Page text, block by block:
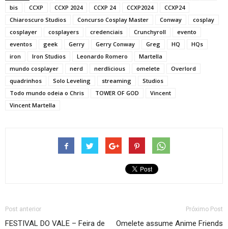
bis
CCXP CCXP 2024 CCXP 24 CCXP2024
CCXP24
Chiaroscuro Studios
Concurso Cosplay Master Conway
cosplay
cosplayer
cosplayers credenciais Crunchyroll
evento
eventos
geek Gerry Gerry Conway Greg HQ
HQs
iron
Iron Studios Leonardo Romero
Martella
mundo cosplayer
nerd nerdlicious omelete
Overlord
quadrinhos
Solo Leveling streaming
Studios
Todo mundo odeia o Chris
TOWER OF GOD
Vincent
Vincent Martella
Post anterior
FESTIVAL DO VALE – Feira de
Próximo Post
Omelete assume Anime Friends